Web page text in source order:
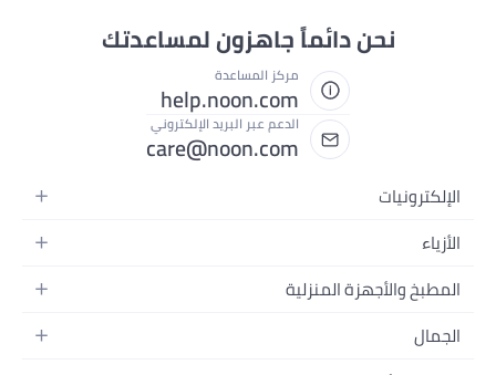
نحن دائماً جاهزون لمساعدتك
مركز المساعدة
help.noon.com
الدعم عبر البريد الإلكتروني
care@noon.com
الإلكترونيات
الهواتف المتحركة
أجهزة الكمبيوتر المحمولة
أجهزة الكمبيوتر المكتبية
الأزياء
أزياء نسائية
أزياء الأطفال
المطبخ والأجهزة المنزلية
الأجهزة الكبيرة
الجمال